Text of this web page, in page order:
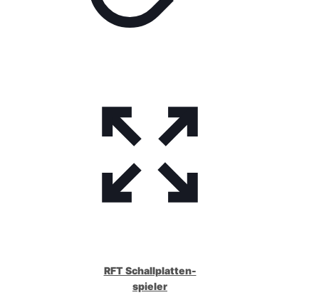
RFT Schallplatten-
spieler